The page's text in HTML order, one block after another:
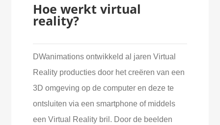
Hoe werkt virtual
reality?
DWanimations ontwikkeld al jaren Virtual
Reality producties door het creëren van een
3D omgeving op de computer en deze te
ontsluiten via een smartphone of middels
een Virtual Reality bril. Door de beelden